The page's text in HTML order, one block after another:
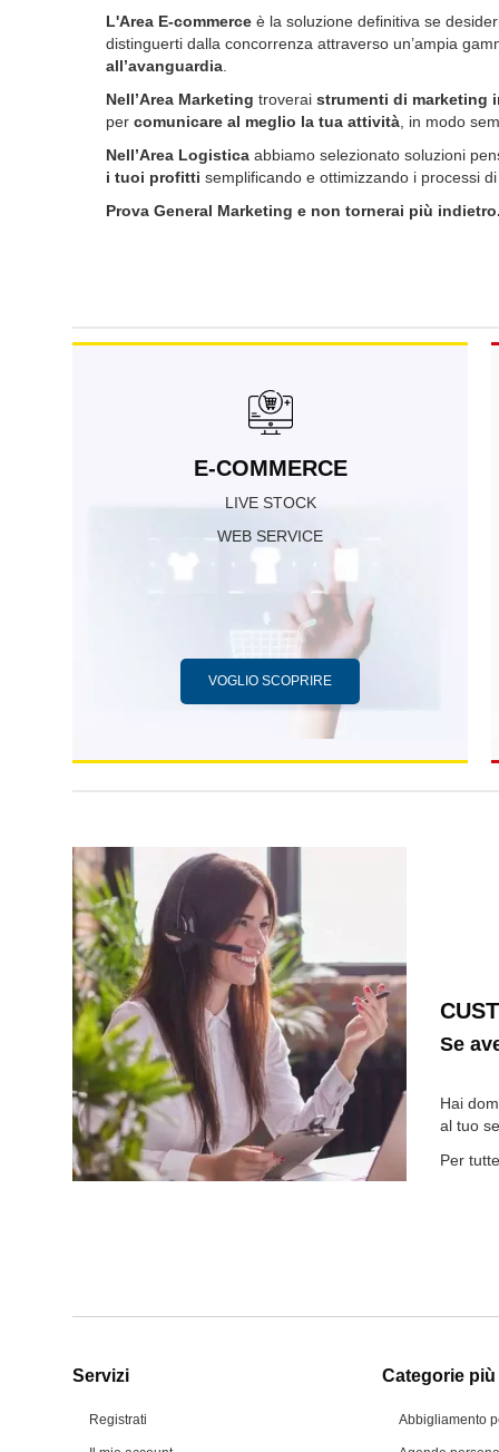
L'Area E-commerce è la soluzione definitiva se
distinguerti dalla concorrenza attraverso un’ampia
all’avanguardia
Nell’Area Marketing troverai strumenti di marketing
per comunicare al meglio la tua attività , in modo
Nell’Area Logistica abbiamo selezionato soluzioni
i tuoi profitti semplificando e ottimizzando i processi
Prova General Marketing e non tornerai più
E-COMMERCE
LIVE STOCK
WEB SERVICE
VOGLIO SCOPRIRE
Se
Hai
al tuo
Per
Servizi
Registrati
Categorie
Abbigliamento